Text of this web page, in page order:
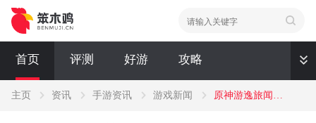
首页 评测 好游 攻略
资讯
主页 资讯 手游资讯 游戏新闻